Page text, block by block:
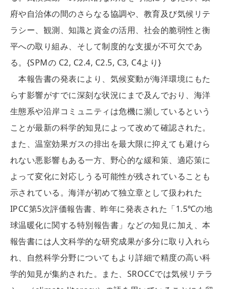
府や自治体の間のさらなる協調や、教育及び気候リテ
ラシー、観測、知識と資金の活用、社会的脆弱性と衡
平への取り組み、そして制度的な支援が不可欠であ
る。{SPMの C2, C2.4, C2.5, C3, C4より}
本報告書の発表により、気候変動が海洋環境にもた
らす影響がすでに深刻な状況にまで及んでおり、海洋
生態系や沿岸コミュニティは危機に瀕しているという
ことが最新の科学的知見によって改めて確認された。
また、温室効果ガスの排出を最大限に抑えても避けら
れない悪影響もある一方、野心的な緩和策、適応策に
よって変化に対応しうる可能性が残されていることも
示されている。海洋が初めて独立章として扱われた
IPCC第5次評価報告書、昨年に発表された「1.5℃の地
球温暖化に関する特別報告書」などの知見に加え、本
報告書には人文科学的な研究成果が多分に取り入れら
れ、自然科学分野についてもより詳細で精度の高い科
学的知見が集約された。また、SROCCでは気候リテラ